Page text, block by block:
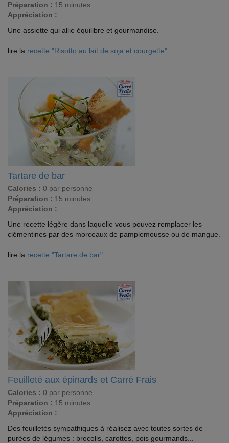
Préparation : 15 minutes
Appréciation :
Une assiette qui allie équilibre et gourmandise.
lire la recette "Risotto au lait de soja et courgette"
Tartare de bar
Calories : 0 par personne
Préparation : 15 minutes
Appréciation :
Une recette légère dans laquelle vous pouvez remplacer les
clémentines par des morceaux de pamplemousse ou de mangue.
lire la recette "Tartare de bar"
Feuilleté aux épinards et Carré Frais
Calories : 0 par personne
Préparation : 15 minutes
Appréciation :
Des feuilletés sympathiques à réalisez avec toutes sortes de
purées de légumes : brocolis, carottes, pois gourmands...